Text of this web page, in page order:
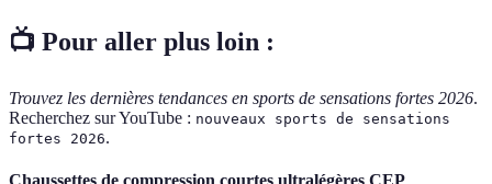
📺 Pour aller plus loin :
Trouvez les dernières tendances en sports de sensations fortes 2026.
Recherchez sur YouTube : nouveaux sports de sensations
fortes 2026.
Chaussettes de compression courtes ultralégères CEP